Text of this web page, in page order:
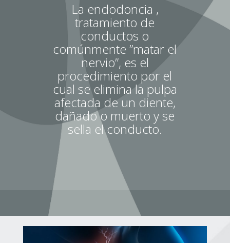
La endodoncia ,
tratamiento de
conductos o
comúnmente ”matar el
nervio”, es el
procedimiento por el
cual se elimina la pulpa
afectada de un diente,
dañado o muerto y se
sella el conducto.